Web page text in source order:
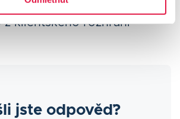
klientského rozhraní
jste odpověď?